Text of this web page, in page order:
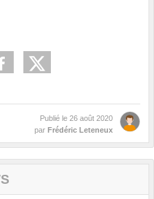
Publié le 26 août 2020
par Frédéric Leteneux